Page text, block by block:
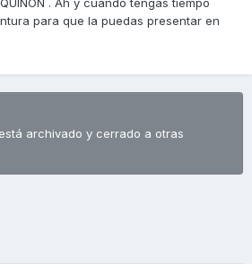
para que la puedas presentar en
archivado y cerrado a otras